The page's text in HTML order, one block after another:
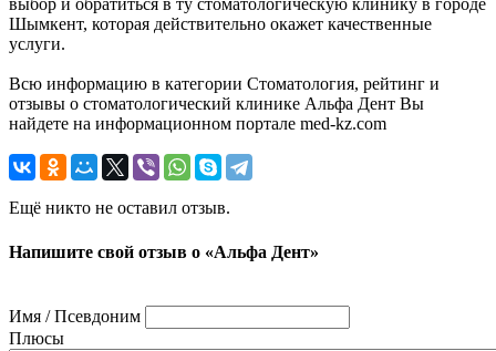
выбор и обратиться в ту стоматологическую клинику в городе
Шымкент, которая действительно окажет качественные
услуги.
Всю информацию в категории Стоматология, рейтинг и
отзывы о стоматологический клинике Альфа Дент Вы
найдете на информационном портале med-kz.com
Ещё никто не оставил отзыв.
Напишите свой отзыв о «Альфа Дент»
Имя / Псевдоним
Плюсы